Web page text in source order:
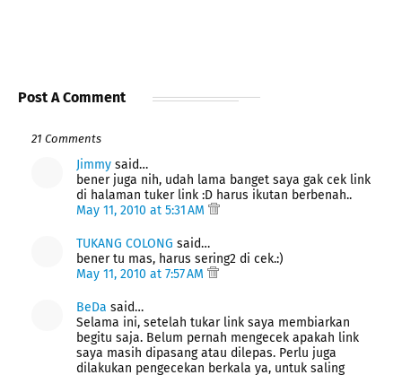
Post A Comment
21 Comments
Jimmy said…
bener juga nih, udah lama banget saya gak cek link
di halaman tuker link :D harus ikutan berbenah..
May 11, 2010 at 5:31 AM
TUKANG COLONG said…
bener tu mas, harus sering2 di cek.:)
May 11, 2010 at 7:57 AM
BeDa said…
Selama ini, setelah tukar link saya membiarkan
begitu saja. Belum pernah mengecek apakah link
saya masih dipasang atau dilepas. Perlu juga
dilakukan pengecekan berkala ya, untuk saling